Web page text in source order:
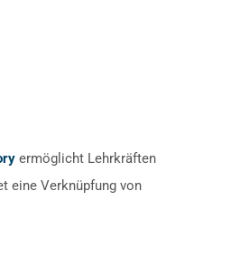
ermöglicht Lehrkräften
eine Verknüpfung von